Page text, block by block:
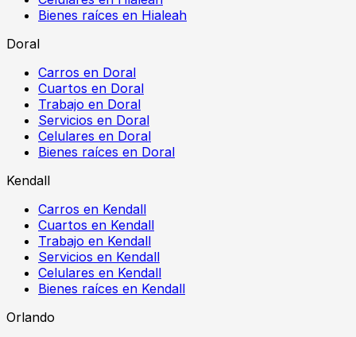
Bienes raíces en Hialeah
Doral
Carros en Doral
Cuartos en Doral
Trabajo en Doral
Servicios en Doral
Celulares en Doral
Bienes raíces en Doral
Kendall
Carros en Kendall
Cuartos en Kendall
Trabajo en Kendall
Servicios en Kendall
Celulares en Kendall
Bienes raíces en Kendall
Orlando